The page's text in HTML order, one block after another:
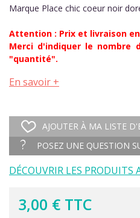
Marque Place chic coeur noir
Attention : Prix et livraison
Merci d'indiquer le nombre
"quantité".
En savoir +
AJOUTER À MA LISTE
POSEZ UNE QUESTION
DÉCOUVRIR LES PRODUITS
3,00 € TTC